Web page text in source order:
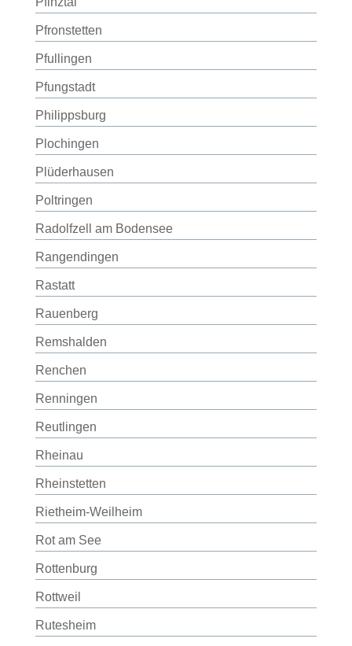
Pfronstetten
Pfullingen
Pfungstadt
Philippsburg
Plochingen
Plüderhausen
Poltringen
Radolfzell am Bodensee
Rangendingen
Rastatt
Rauenberg
Remshalden
Renchen
Renningen
Reutlingen
Rheinau
Rheinstetten
Rietheim-Weilheim
Rot am See
Rottenburg
Rottweil
Rutesheim